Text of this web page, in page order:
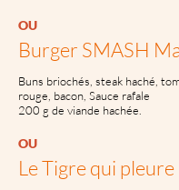
OU
Burger SMASH
Buns briochés, steak haché,
rouge, bacon, Sauce rafale
200 g de viande hachée.
OU
Le Tigre qui